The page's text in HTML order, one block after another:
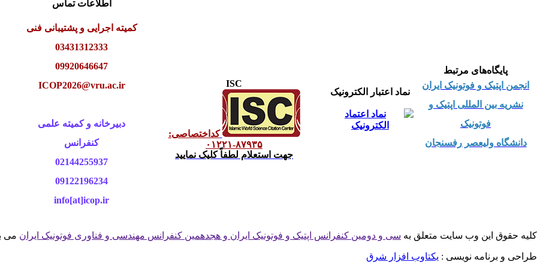
پایگاه‌های مرتبط
نجمن اپتیک و فوتونیک ایران
نشریه بین المللی اپتیک و
فوتونیک
دانشگاه ولیعصر رفسنجان
نماد اعتبار الکترونیک
ISC
کداختصاصی:
۸۷۹۳۵-۰۱۲۲۱
جهت استعلام لطفاً کلیک نمایید
اطلاعات تماس
کمیته اجرایی و پشتیبانی فنی
03431312333
09920646647
ICOP2026@vru.ac.ir
دبیرخانه و کمیته علمی
کنفرانس
02144255937
09122196234
info[at]icop.ir
کلیه حقوق این وب سایت متعلق به سی و دومین کنفرانس اپتيک و فوتونيک ایران و هجدهمين کنفرانس مهندسی و فناوری فوتونيک ايران می
طراحی و برنامه نویسی : یکتاوب افزار شرق